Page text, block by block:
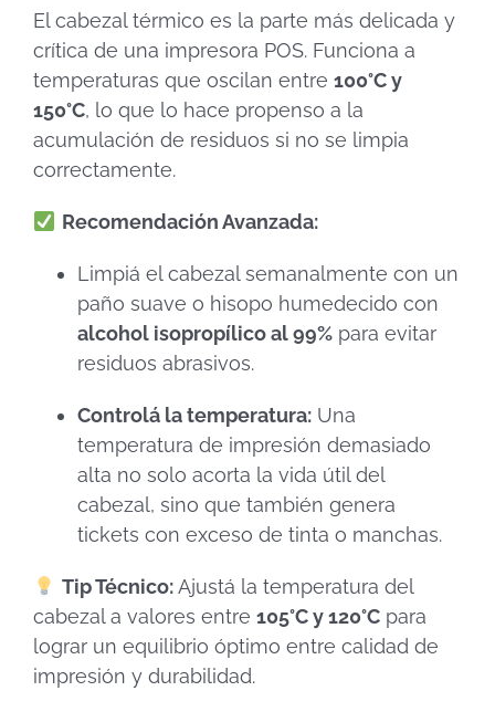
El cabezal térmico es la parte más delicada y
crítica de una impresora POS. Funciona a
temperaturas que oscilan entre 100°C y
150°C, lo que lo hace propenso a la
acumulación de residuos si no se limpia
correctamente.
Recomendación Avanzada:
Limpiá el cabezal semanalmente con un
paño suave o hisopo humedecido con
alcohol isopropílico al 99% para evitar
residuos abrasivos.
Controlá la temperatura: Una
temperatura de impresión demasiado
alta no solo acorta la vida útil del
cabezal, sino que también genera
tickets con exceso de tinta o manchas.
Tip Técnico:Ajustá la temperatura del
cabezal a valores entre 105°C y 120°C para
lograr un equilibrio óptimo entre calidad de
impresión y durabilidad.